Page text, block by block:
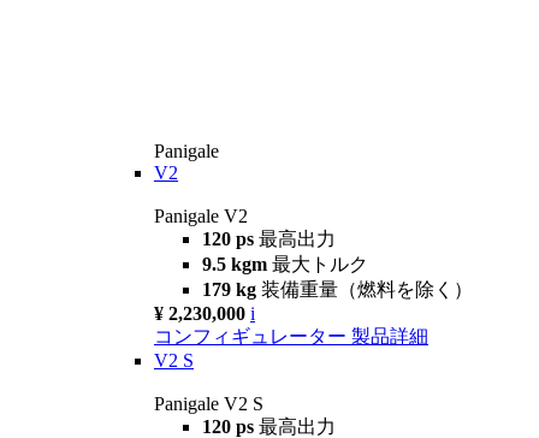
Panigale
V2
Panigale V2
120 ps 最高出力
9.5 kgm 最大トルク
179 kg 装備重量（燃料を除く）
¥ 2,230,000 i
コンフィギュレーター 製品詳細
V2 S
Panigale V2 S
120 ps 最高出力